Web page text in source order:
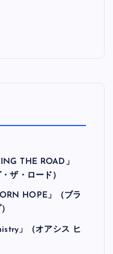
THE ROAD」
ザ・ロード）
HOPE」（ブラ
」（オアシス ヒ